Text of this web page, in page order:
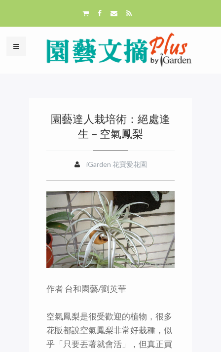
園藝達人栽培術：絕處逢
生－空氣鳳梨
iGarden 花寶愛花園
作者 台和園藝/劉英華
空氣鳳梨是很受歡迎的植物，很多
花販都說空氣鳳梨非常好栽種，似
乎「只要丟著就會活」，但真正買